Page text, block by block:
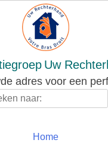
Uw
adres voor een
Home